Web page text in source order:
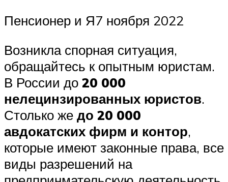
Пенсионер и Я7 ноября 2022
Возникла спорная ситуация,
обращайтесь к опытным юристам.
В России до 20 000
нелецинзированных юристов.
Столько же до 20 000
авдокатских фирм и контор,
которые имеют законные права, все
виды разрешений на